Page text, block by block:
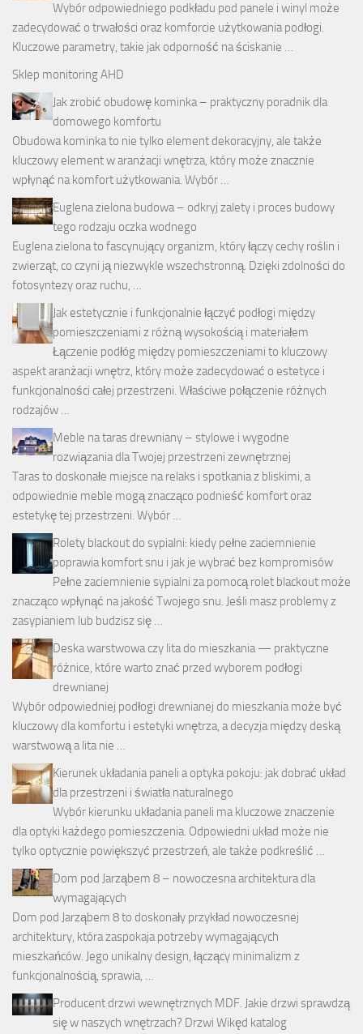
Wybór odpowiedniego podkładu pod panele i winyl może
zadecydować o trwałości oraz komforcie użytkowania podłogi.
Kluczowe parametry, takie jak odporność na ściskanie …
Sklep monitoring AHD
Jak zrobić obudowę kominka – praktyczny poradnik dla
domowego komfortu
Obudowa kominka to nie tylko element dekoracyjny, ale także
kluczowy element w aranżacji wnętrza, który może znacznie
wpłynąć na komfort użytkowania. Wybór …
Euglena zielona budowa – odkryj zalety i proces budowy
tego rodzaju oczka wodnego
Euglena zielona to fascynujący organizm, który łączy cechy roślin i
zwierząt, co czyni ją niezwykle wszechstronną. Dzięki zdolności do
fotosyntezy oraz ruchu, …
Jak estetycznie i funkcjonalnie łączyć podłogi między
pomieszczeniami z różną wysokością i materiałem
Łączenie podłóg między pomieszczeniami to kluczowy
aspekt aranżacji wnętrz, który może zadecydować o estetyce i
funkcjonalności całej przestrzeni. Właściwe połączenie różnych
rodzajów …
Meble na taras drewniany – stylowe i wygodne
rozwiązania dla Twojej przestrzeni zewnętrznej
Taras to doskonałe miejsce na relaks i spotkania z bliskimi, a
odpowiednie meble mogą znacząco podnieść komfort oraz
estetykę tej przestrzeni. Wybór …
Rolety blackout do sypialni: kiedy pełne zaciemnienie
poprawia komfort snu i jak je wybrać bez kompromisów
Pełne zaciemnienie sypialni za pomocą rolet blackout może
znacząco wpłynąć na jakość Twojego snu. Jeśli masz problemy z
zasypianiem lub budzisz się …
Deska warstwowa czy lita do mieszkania — praktyczne
różnice, które warto znać przed wyborem podłogi
drewnianej
Wybór odpowiedniej podłogi drewnianej do mieszkania może być
kluczowy dla komfortu i estetyki wnętrza, a decyzja między deską
warstwową a lita nie …
Kierunek układania paneli a optyka pokoju: jak dobrać układ
dla przestrzeni i światła naturalnego
Wybór kierunku układania paneli ma kluczowe znaczenie
dla optyki każdego pomieszczenia. Odpowiedni układ może nie
tylko optycznie powiększyć przestrzeń, ale także podkreślić …
Dom pod Jarząbem 8 – nowoczesna architektura dla
wymagających
Dom pod Jarząbem 8 to doskonały przykład nowoczesnej
architektury, która zaspokaja potrzeby wymagających
mieszkańców. Jego unikalny design, łączący minimalizm z
funkcjonalnością, sprawia, …
Producent drzwi wewnętrznych MDF. Jakie drzwi sprawdzą
się w naszych wnętrzach? Drzwi Wikęd katalog